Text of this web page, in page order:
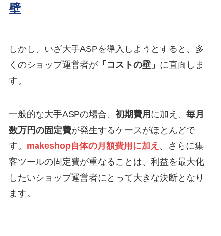
壁
しかし、いざ大手ASPを導入しようとすると、多
くのショップ運営者が「コストの壁」 に直面しま
す。
一般的な大手ASPの場合、 初期費用 に加え、 毎月
数万円の固定費が発生するケースがほとんどで
す。 makeshop自体の月額費用に加え 、さらに集
客ツールの固定費が重なることは、利益を最大化
したいショップ運営者にとって大きな決断となり
ます。